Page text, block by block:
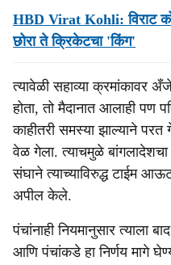
HBD Virat Kohli: विराट
छोरा ते क्रिकेटचा 'किंग'
त्यावेळी सहाव्या क्रमांकावर
होता, तो मैदानात आलाही पण
काहीतरी समस्या झाल्याने परत
वेळ गेला. त्याचमुळे
संघाने त्याच्याविरुद्ध टाईम
अपील केले.
पंचांनाही नियमानुसार त्याला
आणि पंचांकडे हा निर्णय मागे